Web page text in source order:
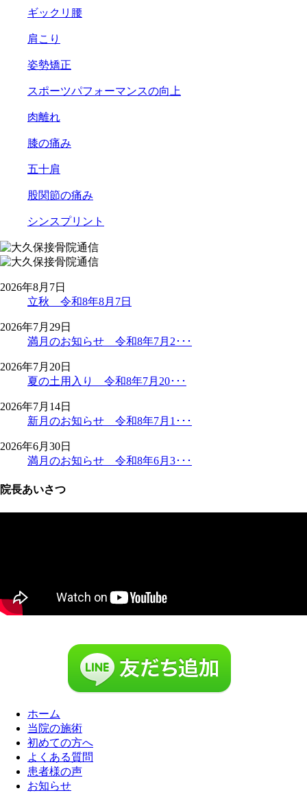
ギックリ腰
肩こり
姿勢矯正
スポーツパフォーマンスの向上
肉離れ
膝の痛み
五十肩
股関節の痛み
シンスプリント
2026年8月7日
立秋 令和8年8月7日
2026年7月29日
満月のお知らせ 令和8年7月2･･･
2026年7月20日
夏の土用入り 令和8年7月20･･･
2026年7月14日
新月のお知らせ 令和8年7月1･･･
2026年6月30日
満月のお知らせ 令和8年6月3･･･
院長あいさつ
ホーム
当院の施術
初めての方へ
よくある質問
患者様の声
お知らせ